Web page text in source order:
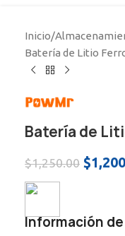
Inicio/
Batería de Litio
Batería de
$1,250.00 $
Información de